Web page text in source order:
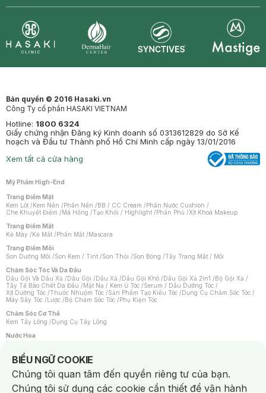
Bản quyền © 2016 Hasaki.vn
Công Ty cổ phần HASAKI VIETNAM
Hotline: 1800 6324
Giấy chứng nhận Đăng ký Kinh doanh số 0313612829 do Sở Kế
hoạch và Đầu tư Thành phố Hồ Chí Minh cấp ngày 13/01/2016
Xem tất cả cửa hàng
Mỹ Phẩm High-End
Trang Điểm Mặt
Kem Lót /Kem Nền /Phấn Nền /BB / CC Cream /Phấn Nước Cushion /
Che Khuyết Điểm /Má Hồng /Tạo Khối / Highlight /Phấn Phủ /Xịt Khoá Makeup
Trang Điểm Mắt
Kẻ Mày /Kẻ Mắt /Phấn Mắt /Mascara
Trang Điểm Môi
Son Dưỡng Môi /Son Kem / Tint /Son Thỏi /Son Bóng /Tẩy Trang Mắt / Môi
Chăm Sóc Tóc Và Da Đầu
Dầu Gội Và Dầu Xả /Dầu Gội /Dầu Xả /Dầu Gội Khô /Dầu Gội Xả 2in1 /Bộ Gội Xả /
Tẩy Tế Bào Chết Da Đầu /Mặt Nạ / Kem Ủ Tóc /Serum / Dầu Dưỡng Tóc /
Xịt Dưỡng Tóc /Thuốc Nhuộm Tóc /Sản Phẩm Tạo Kiểu Tóc /Dụng Cụ Chăm Sóc Tóc /
Máy Sấy Tóc /Lược /Bộ Chăm Sóc Tóc /Phụ Kiện Tóc
Chăm Sóc Cơ Thể
Kem Tẩy Lông /Dụng Cụ Tẩy Lông
Nước Hoa
Nước Hoa Nữ
Chăm Sóc Cá Nhân
Chống Muỗi /Khẩu Trang /Máy Massage/Mặt Nạ Xông Hơi /Nước Rửa Tay/
Sản Phẩm Chăm Sóc Khác /Bàn Chải Đánh Răng /Bàn Chải Điện/
Hỗ Trợ Trắng Răng/Kem Đánh Răng /Máy Tăm Nước/ Nước Súc Miệng/
BIỂU NGỮ COOKIE
Notice about cookies usage
Chúng tôi quan tâm đến quyền riêng tư của bạn.
Chúng tôi sử dụng các cookie cần thiết để vận hành